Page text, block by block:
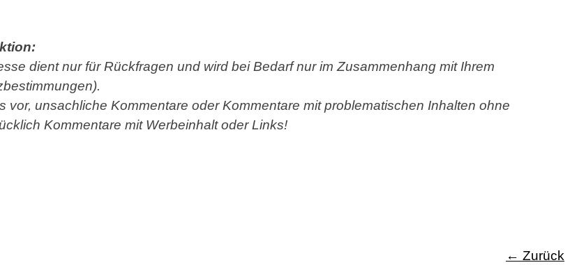
dient nur für Rückfragen und wird bei Bedarf nur im Zusammenhang mit Ihrem
unsachliche Kommentare oder Kommentare mit problematischen Inhalten ohne
Kommentare mit Werbeinhalt oder Links!
Zurück